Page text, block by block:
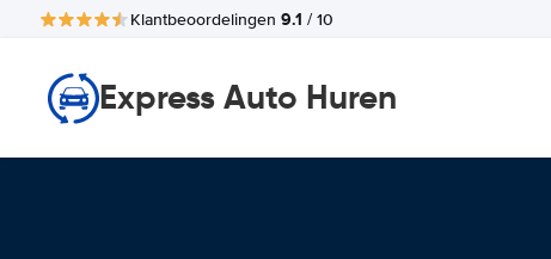
Klantbeoordelingen 9.1 / 10
Express Auto Huren